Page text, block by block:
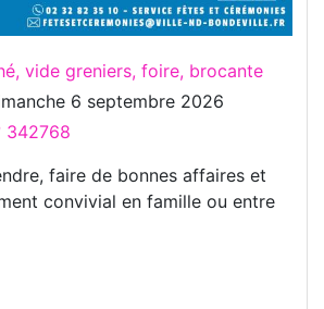
vide greniers, foire, brocante
6 septembre 2026
342768
faire de bonnes affaires et
convivial en famille ou entre